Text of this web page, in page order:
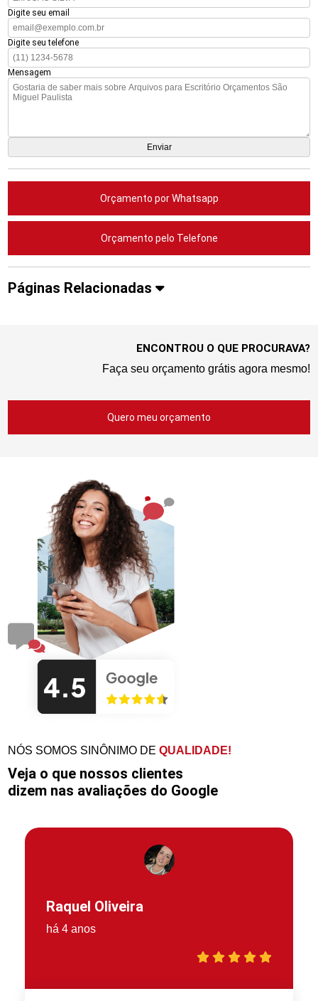
Digite seu email
Digite seu telefone
Mensagem
Orçamento por Whatsapp
Orçamento pelo Telefone
Páginas Relacionadas
ENCONTROU O QUE PROCURAVA?
Faça seu orçamento grátis agora mesmo!
Quero meu orçamento
NÓS SOMOS SINÔNIMO DEQUALIDADE!
Veja o que nossos clientes
dizem nas avaliações do Google
Raquel Oliveira
há 4 anos